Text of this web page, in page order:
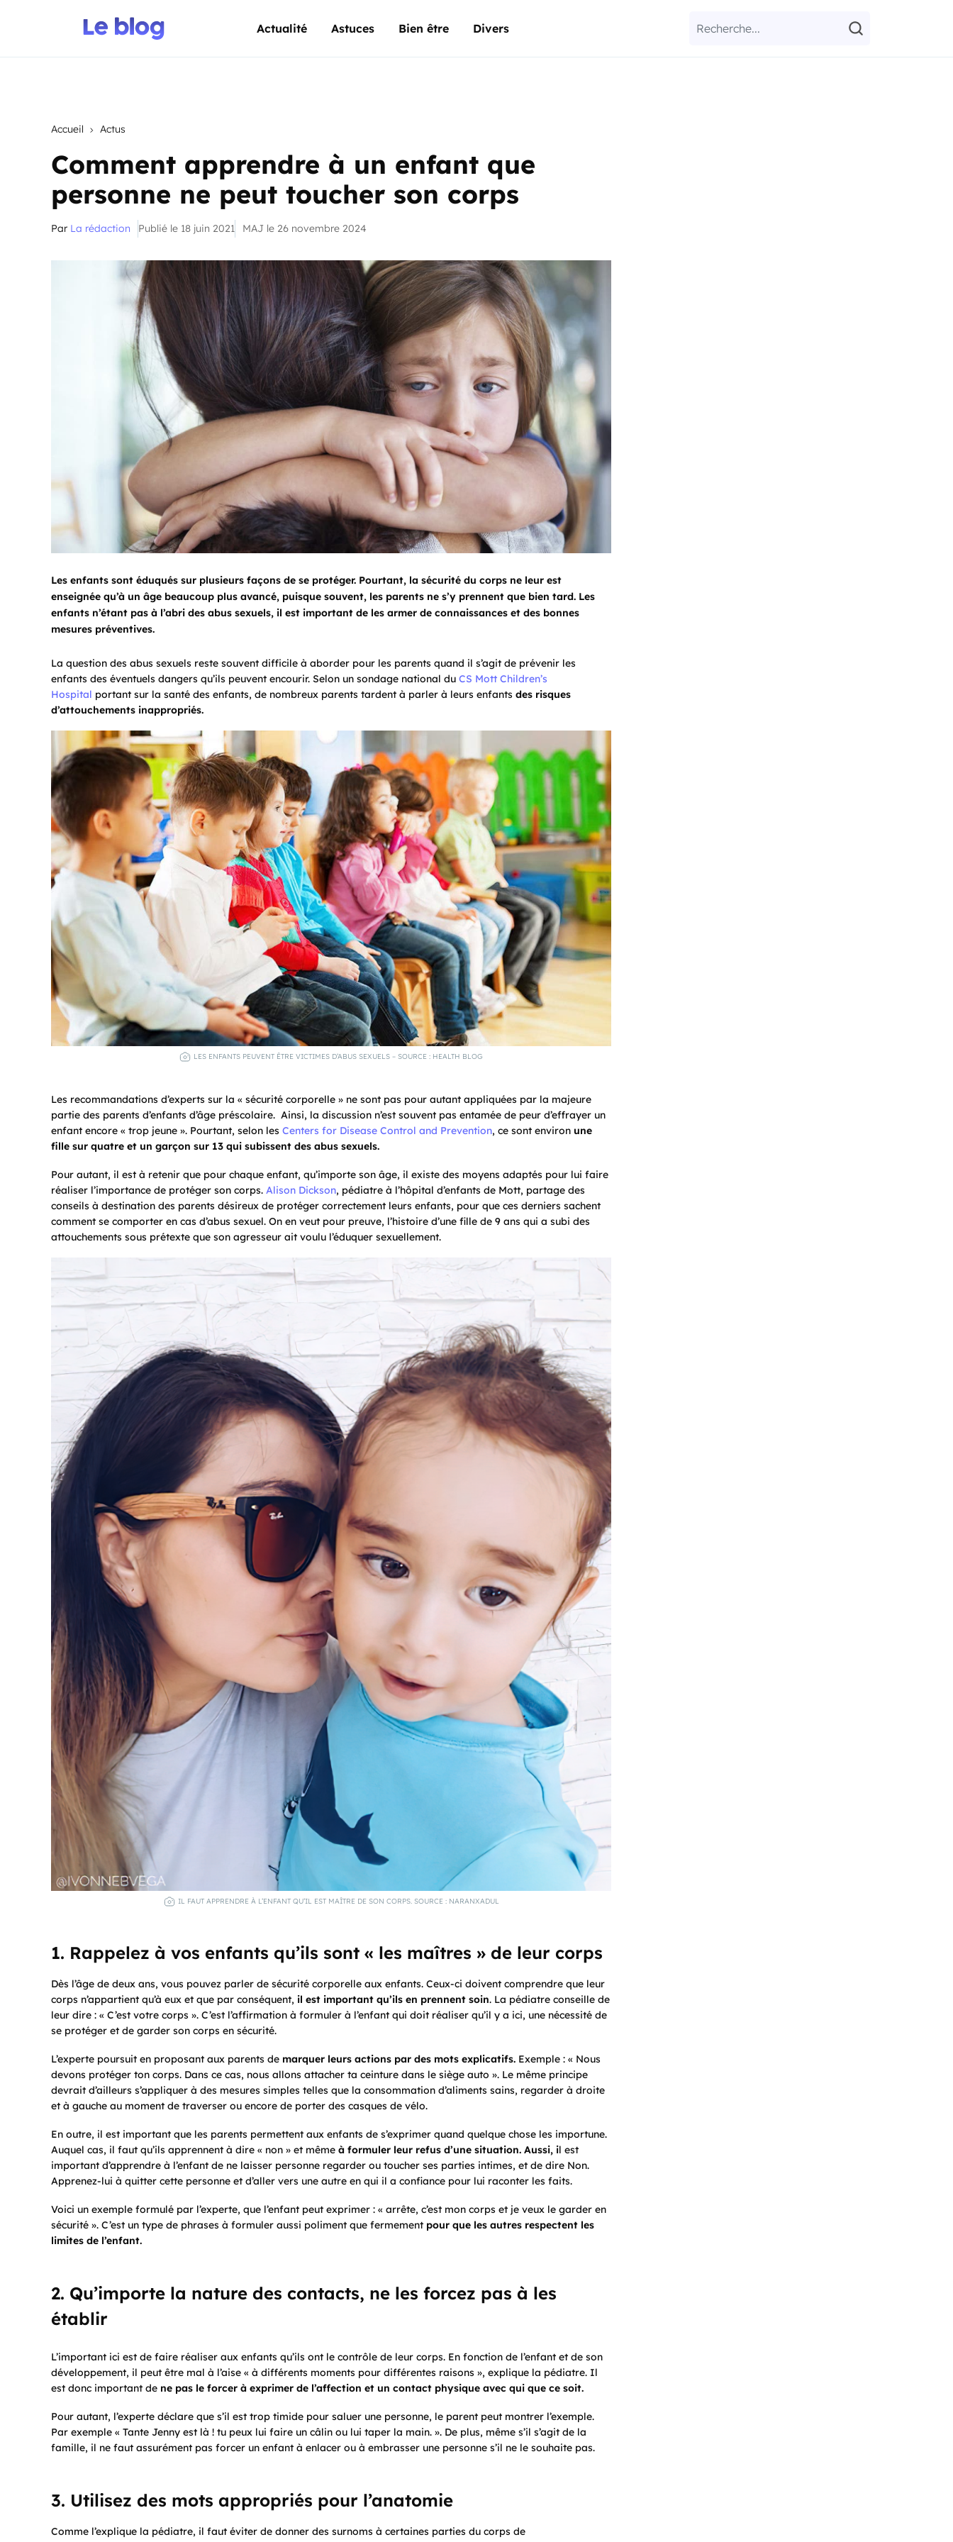
Actualité Astuces Bien être Divers
Accueil Actus
Comment apprendre à un enfant que
personne ne peut toucher son corps
Par La rédaction Publié le 18 juin 2021 MAJ le 26 novembre 2024
Les enfants sont éduqués sur plusieurs façons de se protéger. Pourtant, la sécurité du corps ne leur est
enseignée qu’à un âge beaucoup plus avancé, puisque souvent, les parents ne s’y prennent que bien tard. Les
enfants n’étant pas à l’abri des abus sexuels, il est important de les armer de connaissances et des bonnes
mesures préventives.
La question des abus sexuels reste souvent difficile à aborder pour les parents quand il s’agit de prévenir les
enfants des éventuels dangers qu’ils peuvent encourir. Selon un sondage national du CS Mott Children’s
Hospital portant sur la santé des enfants, de nombreux parents tardent à parler à leurs enfants des risques
d’attouchements inappropriés.
LES ENFANTS PEUVENT ÊTRE VICTIMES D’ABUS SEXUELS – SOURCE : HEALTH BLOG
Les recommandations d’experts sur la « sécurité corporelle » ne sont pas pour autant appliquées par la majeure
partie des parents d’enfants d’âge préscolaire. Ainsi, la discussion n’est souvent pas entamée de peur d’effrayer un
enfant encore « trop jeune ». Pourtant, selon les Centers for Disease Control and Prevention, ce sont environ une
fille sur quatre et un garçon sur 13 qui subissent des abus sexuels.
Pour autant, il est à retenir que pour chaque enfant, qu’importe son âge, il existe des moyens adaptés pour lui faire
réaliser l’importance de protéger son corps. Alison Dickson, pédiatre à l’hôpital d’enfants de Mott, partage des
conseils à destination des parents désireux de protéger correctement leurs enfants, pour que ces derniers sachent
comment se comporter en cas d’abus sexuel. On en veut pour preuve, l’histoire d’une fille de 9 ans qui a subi des
attouchements sous prétexte que son agresseur ait voulu l’éduquer sexuellement.
IL FAUT APPRENDRE À L’ENFANT QU’IL EST MAÎTRE DE SON CORPS. SOURCE : NARANXADUL
1. Rappelez à vos enfants qu’ils sont « les maîtres » de leur corps
Dès l’âge de deux ans, vous pouvez parler de sécurité corporelle aux enfants. Ceux-ci doivent comprendre que leur
corps n’appartient qu’à eux et que par conséquent, il est important qu’ils en prennent soin. La pédiatre conseille de
leur dire : « C’est votre corps ». C’est l’affirmation à formuler à l’enfant qui doit réaliser qu’il y a ici, une nécessité de
se protéger et de garder son corps en sécurité.
L’experte poursuit en proposant aux parents de marquer leurs actions par des mots explicatifs. Exemple : « Nous
devons protéger ton corps. Dans ce cas, nous allons attacher ta ceinture dans le siège auto ». Le même principe
devrait d’ailleurs s’appliquer à des mesures simples telles que la consommation d’aliments sains, regarder à droite
et à gauche au moment de traverser ou encore de porter des casques de vélo.
En outre, il est important que les parents permettent aux enfants de s’exprimer quand quelque chose les importune.
Auquel cas, il faut qu’ils apprennent à dire « non » et même à formuler leur refus d’une situation. Aussi, il est
important d’apprendre à l’enfant de ne laisser personne regarder ou toucher ses parties intimes, et de dire Non.
Apprenez-lui à quitter cette personne et d’aller vers une autre en qui il a confiance pour lui raconter les faits.
Voici un exemple formulé par l’experte, que l’enfant peut exprimer : « arrête, c’est mon corps et je veux le garder en
sécurité ». C’est un type de phrases à formuler aussi poliment que fermement pour que les autres respectent les
limites de l’enfant.
2. Qu’importe la nature des contacts, ne les forcez pas à les
établir
L’important ici est de faire réaliser aux enfants qu’ils ont le contrôle de leur corps. En fonction de l’enfant et de son
développement, il peut être mal à l’aise « à différents moments pour différentes raisons », explique la pédiatre. Il
est donc important de ne pas le forcer à exprimer de l’affection et un contact physique avec qui que ce soit.
Pour autant, l’experte déclare que s’il est trop timide pour saluer une personne, le parent peut montrer l’exemple.
Par exemple « Tante Jenny est là ! tu peux lui faire un câlin ou lui taper la main. ». De plus, même s’il s’agit de la
famille, il ne faut assurément pas forcer un enfant à enlacer ou à embrasser une personne s’il ne le souhaite pas.
3. Utilisez des mots appropriés pour l’anatomie
Comme l’explique la pédiatre, il faut éviter de donner des surnoms à certaines parties du corps de